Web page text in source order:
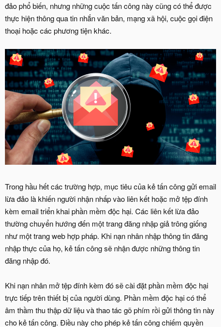
đảo phổ biến, nhưng những cuộc tấn công này cũng có thể được
thực hiện thông qua tin nhắn văn bản, mạng xã hội, cuộc gọi điện
thoại hoặc các phương tiện khác.
Trong hầu hết các trường hợp, mục tiêu của kẻ tấn công gửi email
lừa đảo là khiến người nhận nhấp vào liên kết hoặc mở tệp đính
kèm email triển khai phần mềm độc hại. Các liên kết lừa đảo
thường chuyển hướng đến một trang đăng nhập giả trông giống
như một trang web hợp pháp. Khi nạn nhân nhập thông tin đăng
nhập thực của họ, kẻ tấn công sẽ nhận được những thông tin
đăng nhập đó.
Khi nạn nhân mở tệp đính kèm đó sẽ cài đặt phần mềm độc hại
trực tiếp trên thiết bị của người dùng. Phần mềm độc hại có thể
âm thầm thu thập dữ liệu và thao tác gõ phím rồi gửi thông tin này
cho kẻ tấn công. Điều này cho phép kẻ tấn công chiếm quyền